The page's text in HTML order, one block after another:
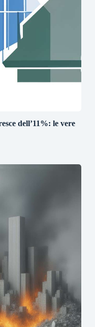
dell’11%: le vere